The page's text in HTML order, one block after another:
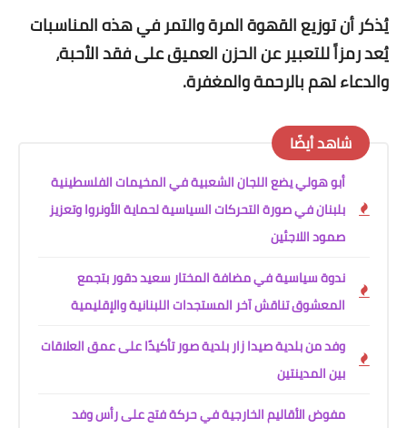
يُذكر أن توزيع القهوة المرة والتمر في هذه المناسبات
يُعد رمزاً للتعبير عن الحزن العميق على فقد الأحبة،
والدعاء لهم بالرحمة والمغفرة.
شاهد أيضًا
أبو هولي يضع اللجان الشعبية في المخيمات الفلسطينية
بلبنان في صورة التحركات السياسية لحماية الأونروا وتعزيز
صمود اللاجئين
ندوة سياسية في مضافة المختار سعيد دقور بتجمع
المعشوق تناقش آخر المستجدات اللبنانية والإقليمية
وفد من بلدية صيدا زار بلدية صور تأكيدًا على عمق العلاقات
بين المدينتين
مفوض الأقاليم الخارجية في حركة فتح على رأس وفد